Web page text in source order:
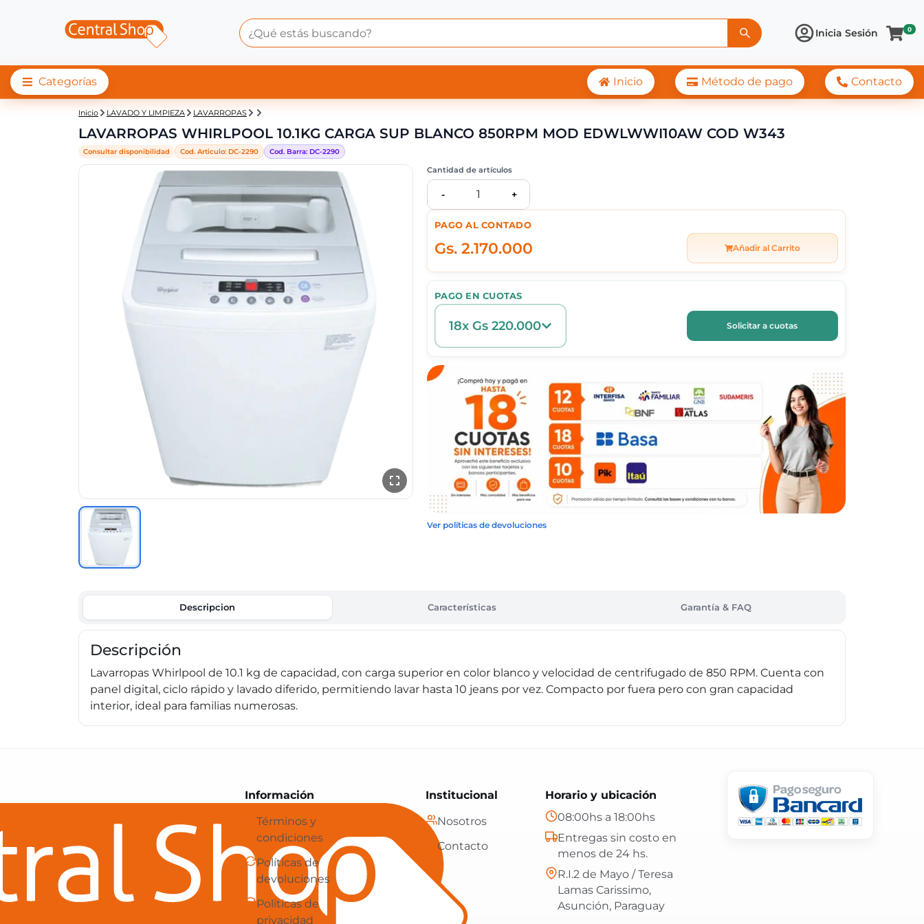
Inicia Sesión 0
Categorías Inicio Método de pago Contacto
Central Shop: LAVARROPAS WHIRLPOOL 10.1KG CARGA SUP
Inicio LAVADO Y LIMPIEZA LAVARROPAS
LAVARROPAS WHIRLPOOL 10.1KG CARGA SUP BLANCO 850RPM MOD EDWLWWI10AW COD W343
Consultar disponibilidad Cod. Articulo: DC-2290 Cod. Barra: DC-2290
PAGO AL CONTADO
Gs. 2.170.000 Añadir al Carrito
PAGO EN CUOTAS
18x Gs 220.000 Solicitar a cuotas
Cantidad de artículos
- 1 +
Ver políticas de devoluciones
Descripcion Características Garantía & FAQ
Descripción
Lavarropas Whirlpool de 10.1 kg de capacidad, con carga superior en color blanco y velocidad de centrifugado de 850 RPM. Cuenta con
panel digital, ciclo rápido y lavado diferido, permitiendo lavar hasta 10 jeans por vez. Compacto por fuera pero con gran capacidad
interior, ideal para familias numerosas.
Central Shop es tu e-commerce en Paraguay: tecnología, hogar y más, con envíos gratis en 24 hs y atención confiable.
Información
Términos y
condiciones
Políticas de
devoluciones
Politicas de
privacidad
Institucional
Nosotros
Contacto
Horario y ubicación
08:00hs a 18:00hs
Entregas sin costo en
menos de 24 hs.
R.I.2 de Mayo / Teresa
Lamas Carissimo,
Asunción, Paraguay